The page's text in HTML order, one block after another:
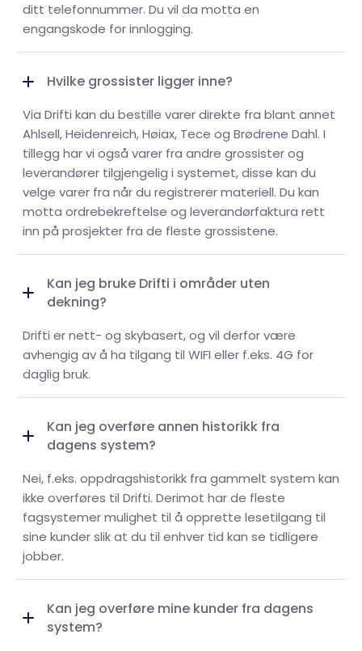
ditt telefonnummer. Du vil da motta en
engangskode for innlogging.
Hvilke grossister ligger inne?
Via Drifti kan du bestille varer direkte fra blant annet
Ahlsell, Heidenreich, Høiax, Tece og Brødrene Dahl. I
tillegg har vi også varer fra andre grossister og
leverandører tilgjengelig i systemet, disse kan du
velge varer fra når du registrerer materiell. Du kan
motta ordrebekreftelse og leverandørfaktura rett
inn på prosjekter fra de fleste grossistene.
Kan jeg bruke Drifti i områder uten
dekning?
Drifti er nett- og skybasert, og vil derfor være
avhengig av å ha tilgang til WIFI eller f.eks. 4G for
daglig bruk.
Kan jeg overføre annen historikk fra
dagens system?
Nei, f.eks. oppdragshistorikk fra gammelt system kan
ikke overføres til Drifti. Derimot har de fleste
fagsystemer mulighet til å opprette lesetilgang til
sine kunder slik at du til enhver tid kan se tidligere
jobber.
Kan jeg overføre mine kunder fra dagens
system?